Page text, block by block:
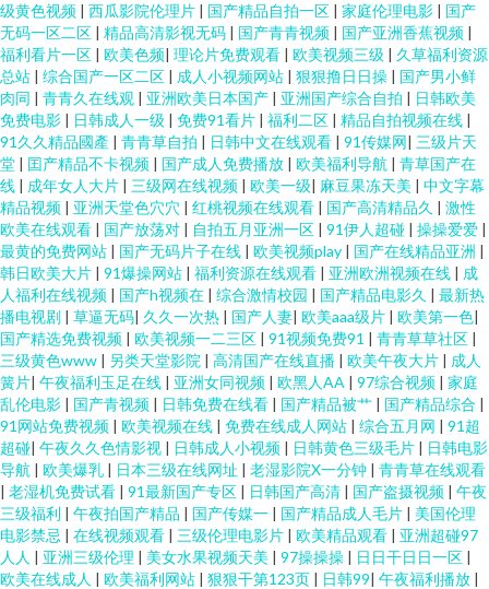
级黄色视频 | 西瓜影院伦理片 | 国产精品自拍一区 | 家庭伦理电影 | 国产
无码一区二区 | 精品高清影视无码 | 国产青青视频 | 国产亚洲香蕉视频 |
福利看片一区 | 欧美色频| 理论片免费观看 | 欧美视频三级 | 久草福利资源
总站 | 综合国产一区二区 | 成人小视频网站 | 狠狠撸日日操 | 国产男小鲜
肉同 | 青青久在线观 | 亚洲欧美日本国产 | 亚洲国产综合自拍 | 日韩欧美
免费电影 | 日韩成人一级 | 免费91看片 | 福利二区 | 精品自拍视频在线 |
91久久精品國產 | 青青草自拍 | 日韩中文在线观看 | 91传媒网| 三级片天
堂 | 囯产精品不卡视频 | 国产成人免费播放 | 欧美福利导航 | 青草国产在
线 | 成年女人大片 | 三级网在线视频 | 欧美一级| 麻豆果冻天美 | 中文字幕
精品视频 | 亚洲天堂色穴穴 | 红桃视频在线观看 | 国产高清精品久 | 激性
欧美在线观看 | 国产放荡对 | 自拍五月亚洲一区 | 91伊人超碰 | 操操爱爱 |
最黄的免费网站 | 国产无码片子在线 | 欧美视频play | 国产在线精品亚洲 |
韩日欧美大片 | 91爆操网站 | 福利资源在线观看 | 亚洲欧洲视频在线 | 成
人福利在线视频 | 国产h视频在 | 综合激情校园 | 国产精品电影久 | 最新热
播电视剧 | 草逼无码| 久久一次热 | 国产人妻| 欧美aaa级片 | 欧美第一色|
国产精选免费视频 | 欧美视频一二三区 | 91视频免费91 | 青青草草社区 |
三级黄色www | 另类天堂影院 | 高清国产在线直播 | 欧美午夜大片 | 成人
簧片| 午夜福利玉足在线 | 亚洲女同视频 | 欧黑人AA | 97综合视频 | 家庭
乱伦电影 | 国产青视频 | 日韩免费在线看 | 国产精品被艹 | 国产精品综合 |
91网站免费视频 | 欧美视频在线 | 免费在线成人网站 | 综合五月网 | 91超
超碰| 午夜久久色情影视 | 日韩成人小视频 | 日韩黄色三级毛片 | 日韩电影
导航 | 欧美爆乳 | 日本三级在线网址 | 老湿影院X一分钟 | 青青草在线观看
| 老湿机免费试看 | 91最新国产专区 | 日韩国产高清 | 国产盗摄视频 | 午夜
三级福利 | 午夜拍国产精品 | 国产传媒一 | 国产精品成人毛片 | 美国伦理
电影禁忌 | 在线视频观看 | 三级伦理电影片 | 欧美精品观看 | 亚洲超碰97
人人 | 亚洲三级伦理 | 美女水果视频天美 | 97操操操 | 日日干日日一区 |
欧美在线成人 | 欧美福利网站 | 狠狠干第123页 | 日韩99| 午夜福利播放 |